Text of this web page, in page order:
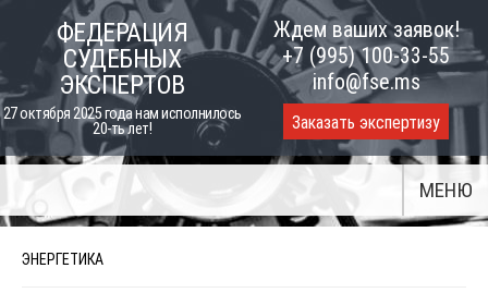
content
ФЕДЕРАЦИЯ
СУДЕБНЫХ
ЭКСПЕРТОВ
27 октября 2025 года нам исполнилось
20-ть лет!
Ждем ваших заявок!
+7 (995) 100-33-55
info@fse.ms
Заказать экспертизу
МЕНЮ
ЭНЕРГЕТИКА